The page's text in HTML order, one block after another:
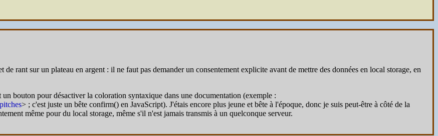
rant sur un plateau en argent : il ne faut pas demander un consentement explicite avant de mettre des données en local storage, en
bouton pour désactiver la coloration syntaxique dans une documentation (exemple :
> ; c'est juste un bête confirm() en JavaScript). J'étais encore plus jeune et bête à l'époque, donc je suis peut-être à côté de la
même pour du local storage, même s'il n'est jamais transmis à un quelconque serveur.